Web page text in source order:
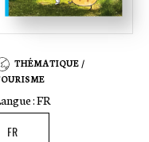
THÉMATIQUE /
:FR